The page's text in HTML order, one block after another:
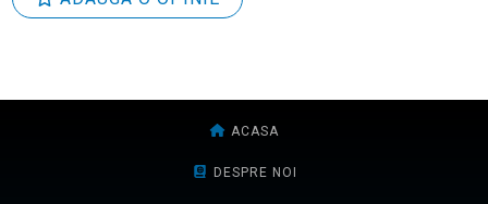
ACASA
DESPRE NOI